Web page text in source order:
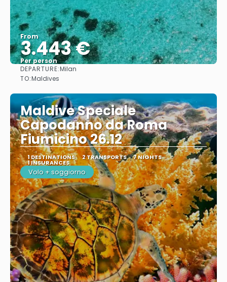
From
3.443 €
Per person
DEPARTURE:Milan
TO:Maldives
Maldive Speciale
Capodanno da Roma
Fiumicino 26.12
1 DESTINATIONS 2 TRANSPORTS 7 NIGHTS
1 INSURANCES
Volo + soggiorno